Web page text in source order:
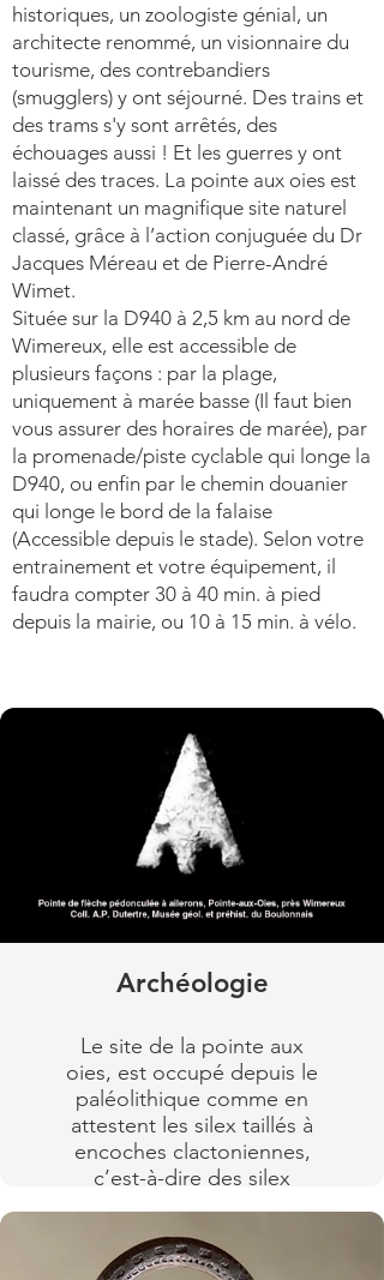
historiques, un zoologiste génial, un
architecte renommé, un visionnaire du
tourisme, des contrebandiers
(smugglers) y ont séjourné. Des trains et
des trams s'y sont arrêtés, des
échouages aussi ! Et les guerres y ont
laissé des traces. La pointe aux oies est
maintenant un magnifique site naturel
classé, grâce à l’action conjuguée du Dr
Jacques Méreau et de Pierre-André
Wimet.
Située sur la D940 à 2,5 km au nord de
Wimereux, elle est accessible de
plusieurs façons : par la plage,
uniquement à marée basse (Il faut bien
vous assurer des horaires de marée), par
la promenade/piste cyclable qui longe la
D940, ou enfin par le chemin douanier
qui longe le bord de la falaise
(Accessible depuis le stade). Selon votre
entrainement et votre équipement, il
faudra compter 30 à 40 min. à pied
depuis la mairie, ou 10 à 15 min. à vélo.
Archéologie
Le site de la pointe aux
oies, est occupé depuis le
paléolithique comme en
attestent les silex taillés à
encoches clactoniennes,
c’est-à-dire des silex
découverts à Clacton-on-
Sea dans l’Essex (UK), "sans